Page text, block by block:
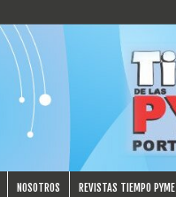
NOSOTROS REVISTAS TIEMPO PYME